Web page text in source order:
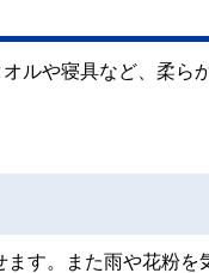
ルや寝具など、柔ら
す。また雨や花粉を